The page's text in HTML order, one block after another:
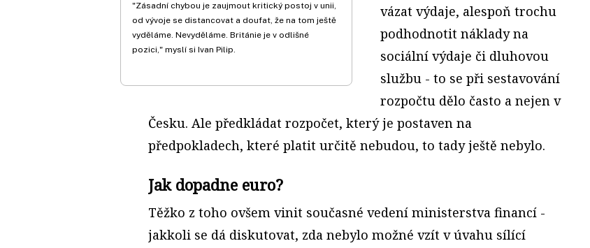
"Zásadní chybou je zaujmout kritický postoj v unii,
od vývoje se distancovat a doufat, že na tom ještě
vyděláme. Nevyděláme. Británie je v odlišné
pozici," myslí si Ivan Pilip.
vázat výdaje, alespoň trochu
podhodnotit náklady na
sociální výdaje či dluhovou
službu - to se při sestavování
rozpočtu dělo často a nejen v
Česku. Ale předkládat rozpočet, který je postaven na
předpokladech, které platit určitě nebudou, to tady ještě nebylo.
Jak dopadne euro?
Těžko z toho ovšem vinit současné vedení ministerstva financí -
jakkoli se dá diskutovat, zda nebylo možné vzít v úvahu sílící